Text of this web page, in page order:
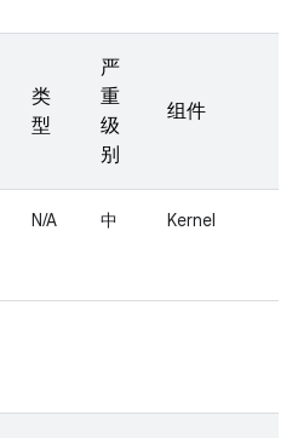
类
型
严
重
级
别
组件
N/A 中 Kernel